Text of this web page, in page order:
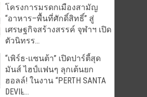
โครงการมรดกเมืองสามัญ
“อาหาร–พื้นที่ศักดิ์สิทธิ์” สู่
เศรษฐกิจสร้างสรรค์ จุฬาฯ เปิด
ตัวนิทรร...
“เพิร์ธ-แซนต้า” เปิดปาร์ตี้สุด
มันส์ ไฮป์แฟนๆ ลุกเต้นยก
ฮอลล์! ในงาน “PERTH SANTA
DEVIL̵...